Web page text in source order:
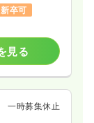
新卒可
見る
一時募集休止